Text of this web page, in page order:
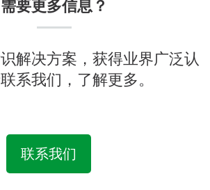
需要更多信息？
解决方案，获得业界广泛认
系我们，了解更多。
联系我们